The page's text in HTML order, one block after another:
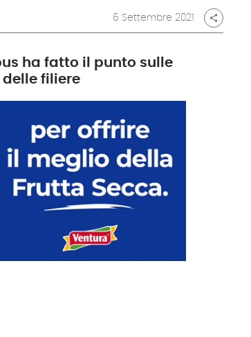
6 Settembre 2021 share
ha fatto il punto sulle
filiere